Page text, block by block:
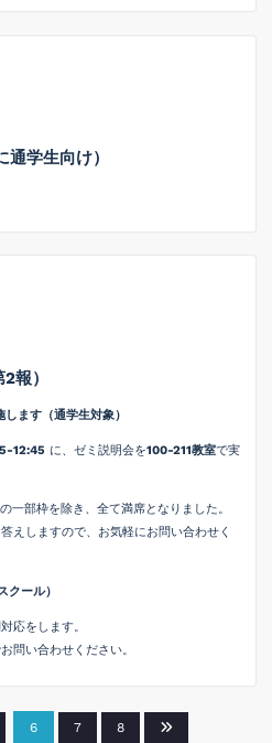
学生向け）
報）
ます（通学生対象）
12:45 に、ゼミ説明会を100-211教室で実
一部枠を除き、全て満席となりました。
えしますので、お気軽にお問い合わせく
クール）
応をします。
問い合わせください。
6 7 8